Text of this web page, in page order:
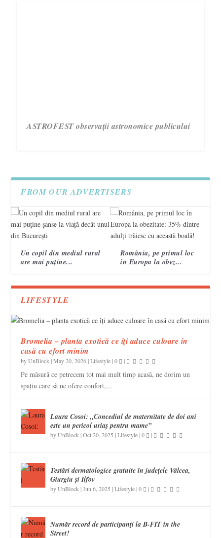
ASTROFEST observații astronomice publicului
vascular cerebral 2
încheie a treia ediție.
FROM OUR ADVERTISERS
Un copil din mediul rural
are mai puține...
România, pe primul loc
în Europa la obez...
LIFESTYLE
Bromelia – planta exotică ce îți aduce culoare în
casă cu efort minim
byUnBlock |May 20, 2026|Lifestyle|0 |
Pe măsură ce petrecem tot mai mult timp acasă, ne dorim un
spațiu care să ne ofere confort,...
Laura Cosoi: „Concediul de maternitate de doi ani
este un pericol uriaș pentru mame”
byUnBlock |Oct 20, 2025 |Lifestyle|0 |
Testări dermatologice gratuite în județele Vâlcea,
Giurgiu și Ilfov
byUnBlock |Jun 6, 2025 |Lifestyle|0 |
Număr record de participanţi la B-FIT in the
Street!